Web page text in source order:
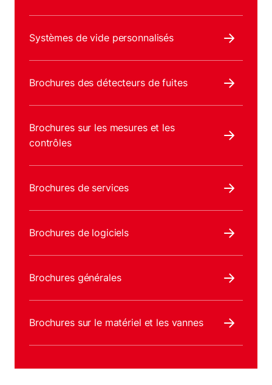
Systèmes de vide personnalisés
Brochures des détecteurs de fuites
Brochures sur les mesures et les
contrôles
Brochures de services
Brochures de logiciels
Brochures générales
Brochures sur le matériel et les vannes